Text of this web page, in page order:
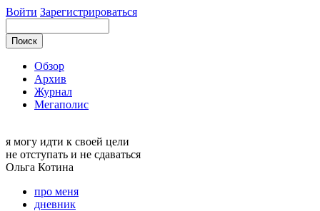
Войти Зарегистрироваться
Обзор
Архив
Журнал
Мегаполис
я могу идти к своей цели
не отступать и не сдаваться
Ольга Котина
про меня
дневник